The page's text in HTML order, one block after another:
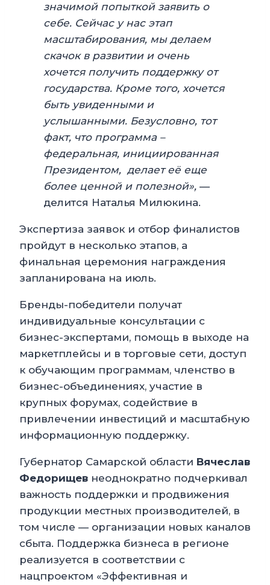
значимой попыткой заявить о
себе. Сейчас у нас этап
масштабирования, мы делаем
скачок в развитии и очень
хочется получить поддержку от
государства. Кроме того, хочется
быть увиденными и
услышанными. Безусловно, тот
факт, что программа –
федеральная, инициированная
Президентом, делает её еще
более ценной и полезной», —
делится Наталья Милюкина.
Экспертиза заявок и отбор финалистов
пройдут в несколько этапов, а
финальная церемония награждения
запланирована на июль.
Бренды-победители получат
индивидуальные консультации с
бизнес-экспертами, помощь в выходе на
маркетплейсы и в торговые сети, доступ
к обучающим программам, членство в
бизнес-объединениях, участие в
крупных форумах, содействие в
привлечении инвестиций и масштабную
информационную поддержку.
Губернатор Самарской области Вячеслав
Федорищев неоднократно подчеркивал
важность поддержки и продвижения
продукции местных производителей, в
том числе — организации новых каналов
сбыта. Поддержка бизнеса в регионе
реализуется в соответствии с
нацпроектом «Эффективная и